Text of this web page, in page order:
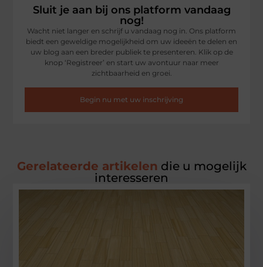
Sluit je aan bij ons platform vandaag
nog!
Wacht niet langer en schrijf u vandaag nog in. Ons platform
biedt een geweldige mogelijkheid om uw ideeën te delen en
uw blog aan een breder publiek te presenteren. Klik op de
knop ‘Registreer’ en start uw avontuur naar meer
zichtbaarheid en groei.
Begin nu met uw inschrijving
Gerelateerde artikelen die u mogelijk
interesseren